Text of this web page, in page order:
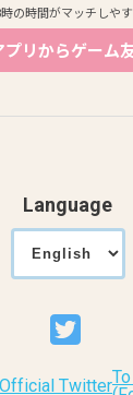
の時間がマッチしや
プリからゲーム
Language
Official Twitter